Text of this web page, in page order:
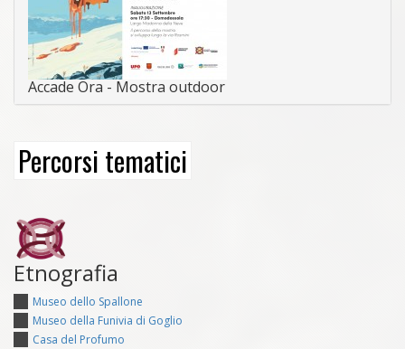
Accade Ora - Mostra outdoor
Percorsi tematici
Etnografia
Museo dello Spallone
Museo della Funivia di Goglio
Casa del Profumo